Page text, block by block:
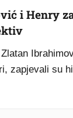
i Henry
zapjevali su